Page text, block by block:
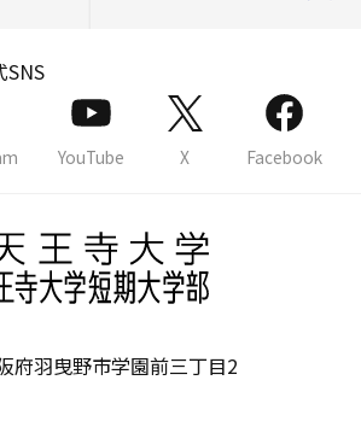
YouTube X Facebook
羽曳野市学園前三丁目2